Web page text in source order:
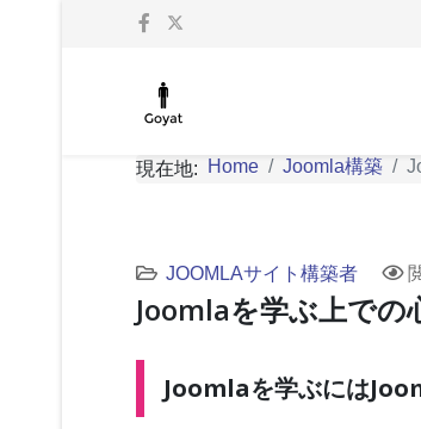
現在地: Home Joomla構築
JOOMLAサイト構築者
Joomlaを学ぶ上での
Joomlaを学ぶには